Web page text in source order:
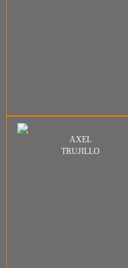
AXEL
TRUJILLO